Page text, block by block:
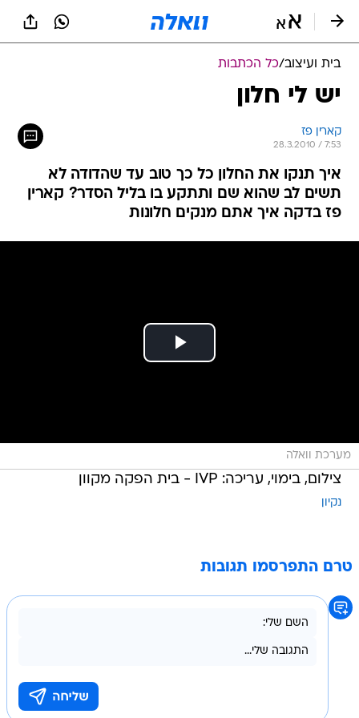
בית ועיצוב/כל הכתבות
יש לי חלון
קארין פז
28.3.2010 / 7:53
איך תנקו את החלון כל כך טוב עד שהדודה לא
תשים לב שהוא שם ותתקע בו בליל הסדר? קארין
פז בדקה איך אתם מנקים חלונות
מערכת וואלה
צילום, בימוי, עריכה: IVP - בית הפקה מקוון
נקיון
טרם התפרסמו תגובות